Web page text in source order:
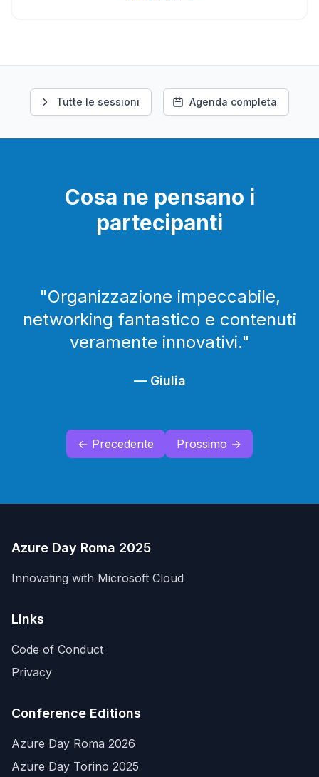
Tutte le sessioni Agenda completa
Cosa ne pensano i
partecipanti
"Organizzazione impeccabile,
networking fantastico e contenuti
veramente innovativi."
— Giulia
← Precedente Prossimo →
Azure Day Roma 2025
Innovating with Microsoft Cloud
Links
Code of Conduct
Privacy
Conference Editions
Azure Day Roma 2026
Azure Day Torino 2025